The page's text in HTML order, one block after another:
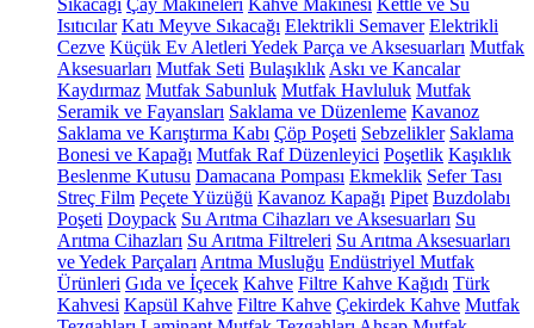
Sıkacağı Çay Makineleri Kahve Makinesi Kettle ve Su
Isıtıcılar Katı Meyve Sıkacağı Elektrikli Semaver Elektrikli
Cezve Küçük Ev Aletleri Yedek Parça ve Aksesuarları Mutfak
Aksesuarları Mutfak Seti Bulaşıklık Askı ve Kancalar
Kaydırmaz Mutfak Sabunluk Mutfak Havluluk Mutfak
Seramik ve Fayansları Saklama ve Düzenleme Kavanoz
Saklama ve Karıştırma Kabı Çöp Poşeti Sebzelikler Saklama
Bonesi ve Kapağı Mutfak Raf Düzenleyici Poşetlik Kaşıklık
Beslenme Kutusu Damacana Pompası Ekmeklik Sefer Tası
Streç Film Peçete Yüzüğü Kavanoz Kapağı Pipet Buzdolabı
Poşeti Doypack Su Arıtma Cihazları ve Aksesuarları Su
Arıtma Cihazları Su Arıtma Filtreleri Su Arıtma Aksesuarları
ve Yedek Parçaları Arıtma Musluğu Endüstriyel Mutfak
Ürünleri Gıda ve İçecek Kahve Filtre Kahve Kağıdı Türk
Kahvesi Kapsül Kahve Filtre Kahve Çekirdek Kahve Mutfak